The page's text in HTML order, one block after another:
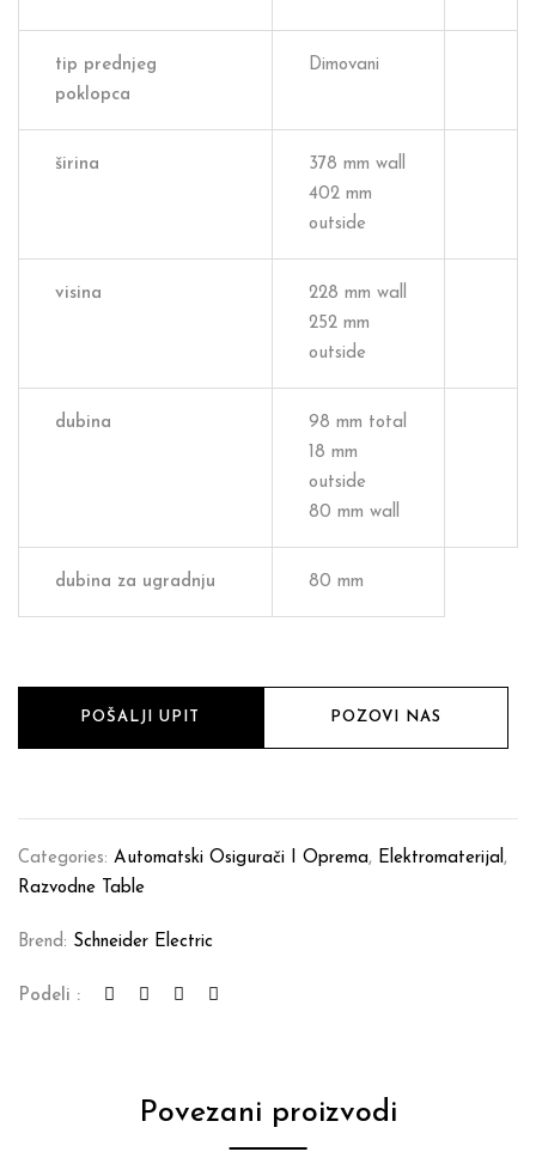
tip prednjeg
poklopca
Dimovani
širina
378 mm wall
402 mm
outside
visina
228 mm wall
252 mm
outside
dubina
98 mm total
18 mm
outside
80 mm wall
dubina za ugradnju 80 mm
POŠALJI UPIT POZOVI NAS
Categories: Automatski Osigurači I Oprema, Elektromaterijal,
Razvodne Table
Brend: Schneider Electric
Podeli :
Povezani proizvodi